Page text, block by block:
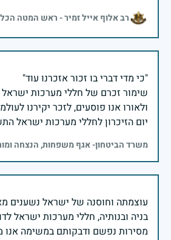
רב אלוף אייל זמיר - ראש המטה
שימור זכרם של חללי מערכות ישראל
יום הזיכרון לחללי מערכות ישראל
משרד הביטחון- אגף משפחות, הנצחה
עוצמתה וחוסנה של ישראל נשענים
בניה ובנותיה, חללי מערכות ישראל
מסירות נפשם ודבקותם במשימה אנו